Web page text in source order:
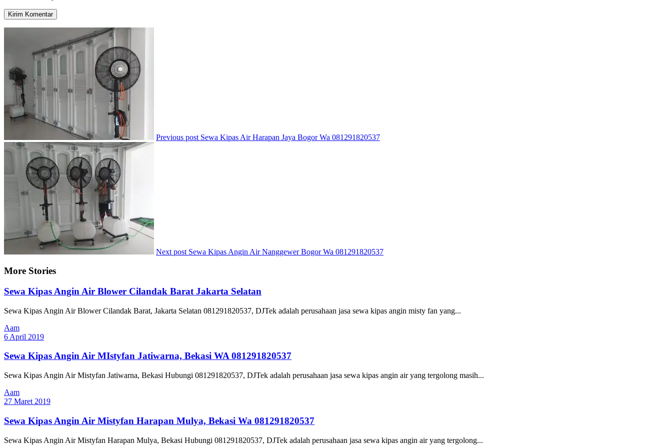
Previous post Sewa Kipas Air Harapan Jaya Bogor Wa 081291820537
Next post Sewa Kipas Angin Air Nanggewer Bogor Wa 081291820537
More Stories
Sewa Kipas Angin Air Blower Cilandak Barat Jakarta Selatan
Sewa Kipas Angin Air Blower Cilandak Barat, Jakarta Selatan 081291820537, DJTek adalah perusahaan jasa sewa kipas angin misty fan yang...
Aam
6 April 2019
Sewa Kipas Angin Air MIstyfan Jatiwarna, Bekasi WA 081291820537
Sewa Kipas Angin Air Mistyfan Jatiwarna, Bekasi Hubungi 081291820537, DJTek adalah perusahaan jasa sewa kipas angin air yang tergolong masih...
Aam
27 Maret 2019
Sewa Kipas Angin Air Mistyfan Harapan Mulya, Bekasi Wa 081291820537
Sewa Kipas Angin Air Mistyfan Harapan Mulya, Bekasi Hubungi 081291820537, DJTek adalah perusahaan jasa sewa kipas angin air yang tergolong...